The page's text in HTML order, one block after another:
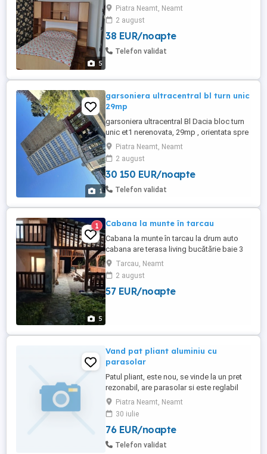
5
,bucătărie utilată,masina spalat ,loc
parcare.200 lei pe zi minim 2 zile.Pentru o
singura noapte 250
Piatra Neamt, Neamt
2 august
38 EUR/noapte
Telefon validat
1
garsoniera ultracentral bl turn unic
29mp
garsoniera ultracentral Bl Dacia bloc turn
unic et1 nerenovata, 29mp , orientata spre
hotel Ceahlau, in bloc se fac imbunatatiri ,
zona super aproape de apotal parc
primarie politie, se poate modifica open
space, investitia perfecta pe termen scurt
sau lung , libera , 30150 ...
Piatra Neamt, Neamt
2 august
30 150 EUR/noapte
Telefon validat
5
1 Cabana la munte în tarcau
Cabana la munte în tarcau la drum auto
cabana are terasa living bucătărie baie 3
dormitoare tel. o735887o93
Tarcau, Neamt
2 august
57 EUR/noapte
Vand pat pliant aluminiu cu
parasolar
Patul pliant, este nou, se vinde la un pret
rezonabil, are parasolar si este reglabil
pentru citit sau dormit. Este foarte usor, se
poate transporta pentru campare in cort,
terase sau in aer liber.
Piatra Neamt, Neamt
30 iulie
76 EUR/noapte
Telefon validat